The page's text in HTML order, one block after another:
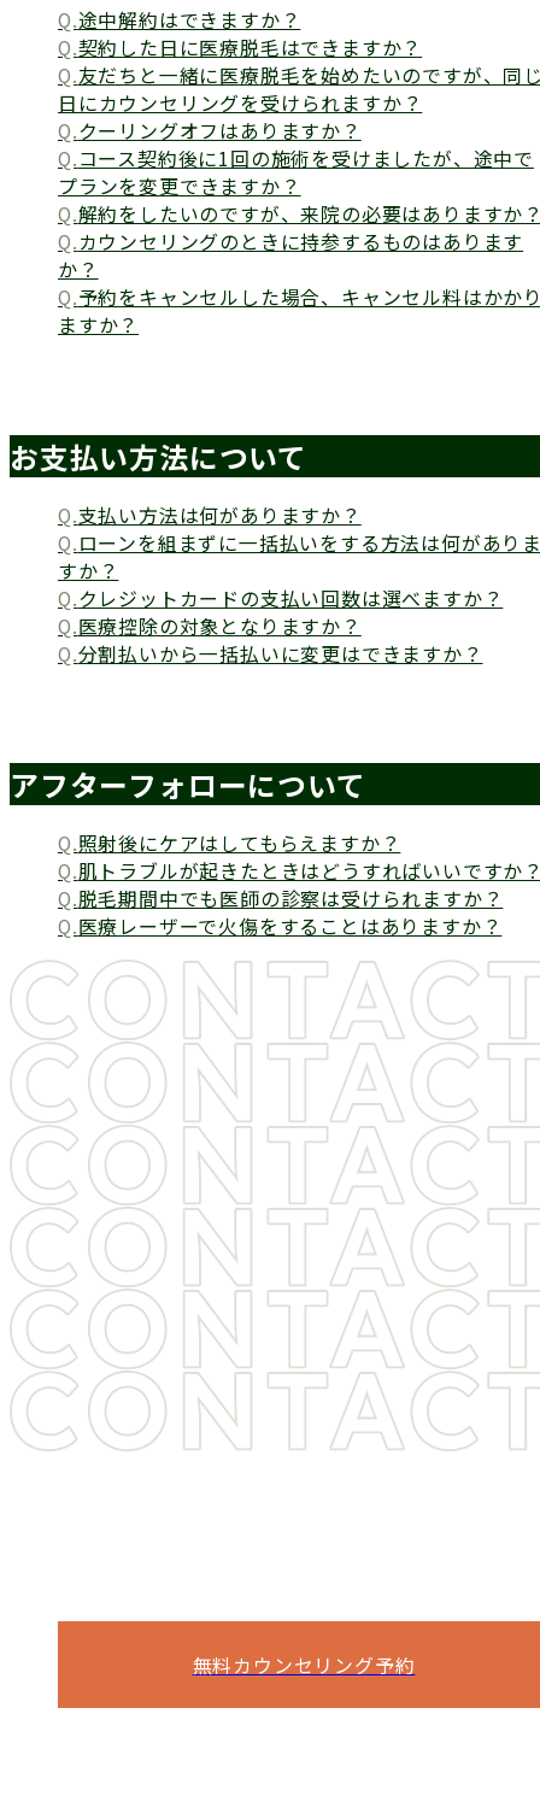
途中解約はできますか？
契約した日に医療脱毛はできますか？
友だちと一緒に医療脱毛を始めたいのですが、同
日にカウンセリングを受けられますか？
クーリングオフはありますか？
コース契約後に1回の施術を受けましたが、途中で
プランを変更できますか？
解約をしたいのですが、来院の必要はありますか
カウンセリングのときに持参するものはあります
か？
予約をキャンセルした場合、キャンセル料はかか
ますか？
お支払い方法について
支払い方法は何がありますか？
ローンを組まずに一括払いをする方法は何があり
すか？
クレジットカードの支払い回数は選べますか？
医療控除の対象となりますか？
分割払いから一括払いに変更はできますか？
アフターフォローについて
照射後にケアはしてもらえますか？
肌トラブルが起きたときはどうすればいいですか
脱毛期間中でも医師の診察は受けられますか？
医療レーザーで火傷をすることはありますか？
無料カウンセリング予約